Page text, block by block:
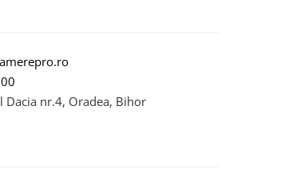
Dacia nr.4, Oradea, Bihor